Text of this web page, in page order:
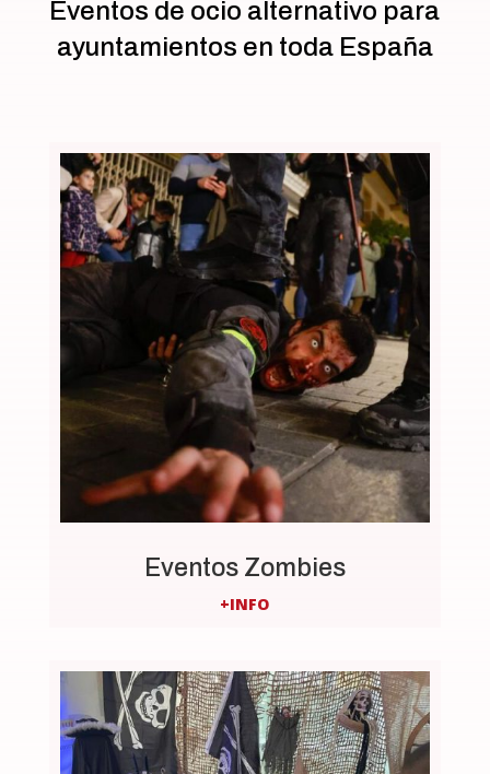
Eventos de ocio alternativo para
ayuntamientos en toda España
Eventos Zombies
+INFO